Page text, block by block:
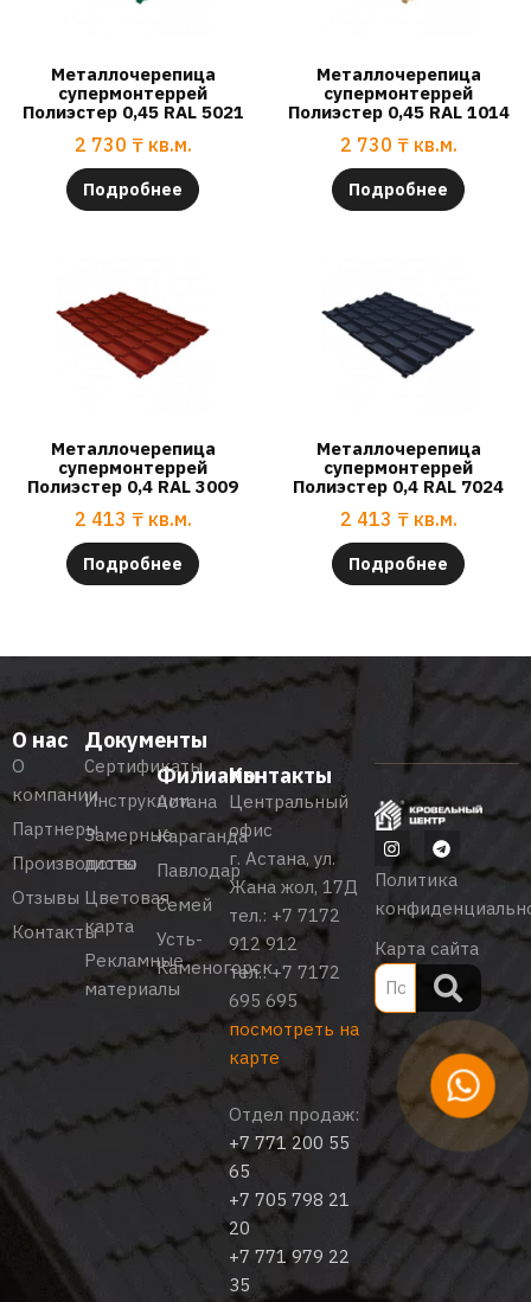
Металлочерепица
супермонтеррей
Полиэстер 0,45 RAL 5021
2 730 ₸ кв.м.
Подробнее
Металлочерепица
супермонтеррей
Полиэстер 0,45 RAL 1014
2 730 ₸ кв.м.
Подробнее
Металлочерепица
супермонтеррей
Полиэстер 0,4 RAL 3009
2 413 ₸ кв.м.
Подробнее
Металлочерепица
супермонтеррей
Полиэстер 0,4 RAL 7024
2 413 ₸ кв.м.
Подробнее
О нас
О
компании
Партнеры
Производство
Отзывы
Контакты
Документы
Сертификаты
Инструкции
Замерные
листы
Цветовая
карта
Рекламные
материалы
Филиалы
Астана
Караганда
Павлодар
Семей
Усть-
Каменогорск
Контакты
Центральный
офис
г. Астана, ул.
Жана жол, 17Д
тел.: +7 7172
912 912
тел.:+7 7172
695 695
посмотреть на
карте
Отдел продаж:
+7 771 200 55
65
+7 705 798 21
20
+7 771 979 22
35
Политика
Карта сайта